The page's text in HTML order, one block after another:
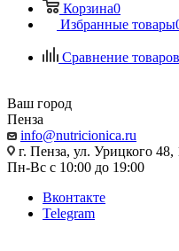
Корзина0
Избранные товары
Сравнение товаров
Ваш город
Пенза
info@nutricionica.ru
г. Пенза, ул. Урицкого 48,
Пн-Вс с 10:00 до 19:00
Вконтакте
Telegram